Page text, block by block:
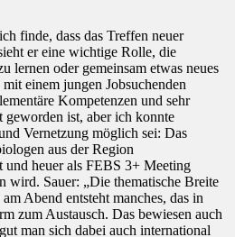
finde, dass das Treffen neuer
er eine wichtige Rolle, die
lernen oder gemeinsam etwas neues
einem jungen Jobsuchenden
Kompetenzen und sehr
geworden ist, aber ich konnte
Vernetzung möglich sei: Das
aus der Region
und heuer als FEBS 3+ Meeting
wird. Sauer: „Die thematische Breite
Abend entsteht manches, das in
zum Austausch. Das bewiesen auch
man sich dabei auch international